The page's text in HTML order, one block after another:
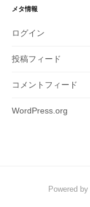
メタ情報
ログイン
投稿フィード
コメントフィード
WordPress.org
Powered by